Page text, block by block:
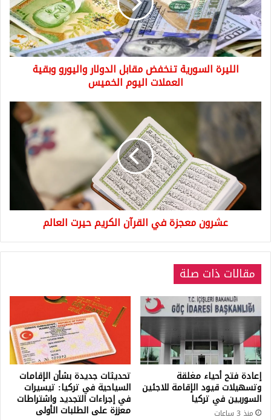
الدولار
واليورو
وبقية
العملات
اليوم
الخميسالليرة السورية تنخفض مقابل الدولار واليورو وبقية
العملات اليوم الخميس
عشرون
معجزة
القرآن
الكريم
العالم
عشرون معجزة في القرآن الكريم حيرت العالم
مقالات ذات صلة
إعادة فتح أحياء مغلقة
وتسهيلات قيود الإقامة للاجئين
السوريين في تركيا
منذ 3 ساعات
تحديثات جديدة بشأن الإقامات
السياحية في تركيا: تيسيرات
في إجراءات التجديد واشتراطات
معززة على الطلبات الأولى